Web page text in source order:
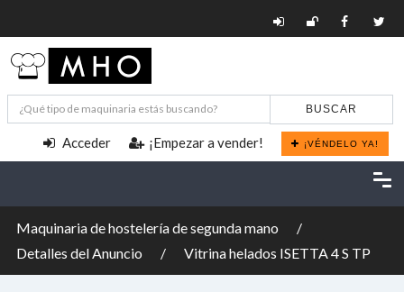
BUSCAR
Acceder ¡Empezar a vender! ¡VÉNDELO YA!
Maquinaria de hostelería de segunda mano
Detalles del Anuncio
Vitrina helados ISETTA 4 S TP